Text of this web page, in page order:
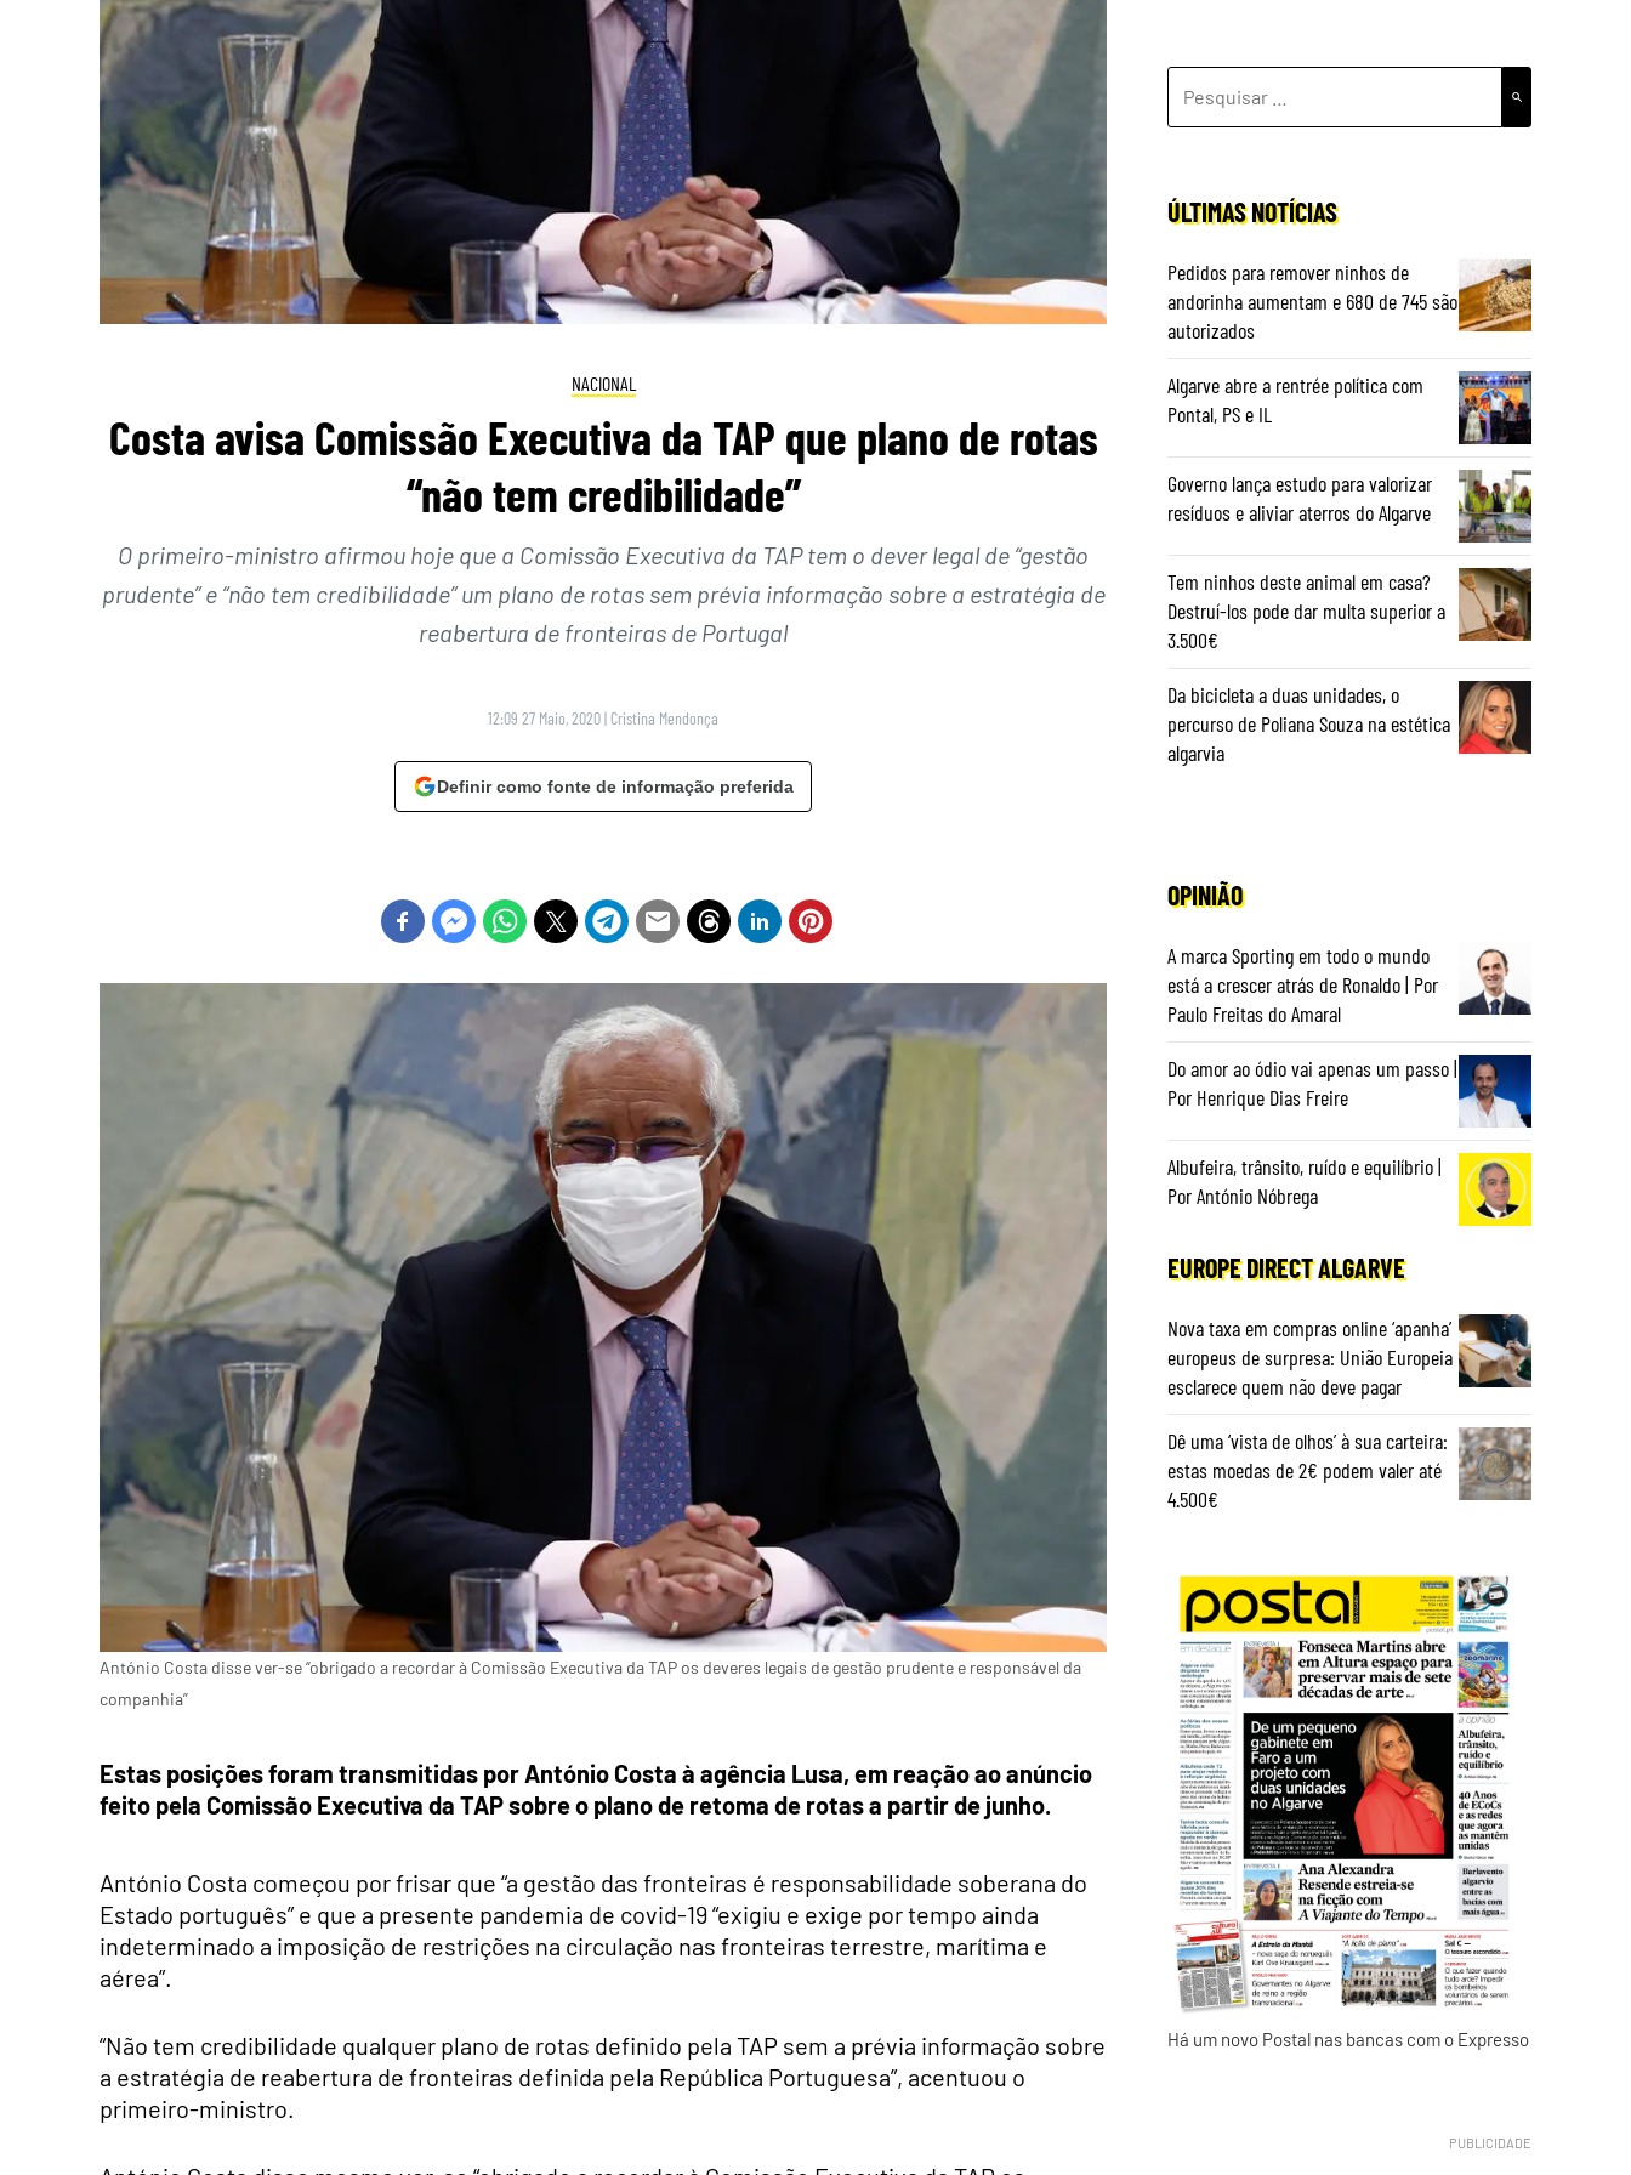
NACIONAL
Costa avisa Comissão Executiva da TAP que plano de rotas
“não tem credibilidade”
O primeiro-ministro afirmou hoje que a Comissão Executiva da TAP tem o dever legal de “gestão
prudente” e “não tem credibilidade” um plano de rotas sem prévia informação sobre a estratégia de
reabertura de fronteiras de Portugal
12:09 27 Maio, 2020| Cristina Mendonça
Definir como fonte de informação preferida
António Costa disse ver-se “obrigado a recordar à Comissão Executiva da TAP os deveres legais de gestão prudente e responsável da
companhia”
Estas posições foram transmitidas por António Costa à agência Lusa, em reação ao anúncio
feito pela Comissão Executiva da TAP sobre o plano de retoma de rotas a partir de junho.
António Costa começou por frisar que “a gestão das fronteiras é responsabilidade soberana do
Estado português” e que a presente pandemia de covid-19 “exigiu e exige por tempo ainda
indeterminado a imposição de restrições na circulação nas fronteiras terrestre, marítima e
aérea”.
“Não tem credibilidade qualquer plano de rotas definido pela TAP sem a prévia informação sobre
a estratégia de reabertura de fronteiras definida pela República Portuguesa”, acentuou o
primeiro-ministro.
POR:
ÚLTIMAS NOTÍCIAS
Pedidos para remover ninhos de
andorinha aumentam e 680 de 745 são
autorizados
Algarve abre a rentrée política com
Pontal, PS e IL
Governo lança estudo para valorizar
resíduos e aliviar aterros do Algarve
Tem ninhos deste animal em casa?
Destruí-los pode dar multa superior a
3.500€
Da bicicleta a duas unidades, o
percurso de Poliana Souza na estética
algarvia
OPINIÃO
A marca Sporting em todo o mundo
está a crescer atrás de Ronaldo | Por
Paulo Freitas do Amaral
Do amor ao ódio vai apenas um passo |
Por Henrique Dias Freire
Albufeira, trânsito, ruído e equilíbrio |
Por António Nóbrega
EUROPE DIRECT ALGARVE
Nova taxa em compras online ‘apanha’
europeus de surpresa: União Europeia
esclarece quem não deve pagar
Dê uma ‘vista de olhos’ à sua carteira:
estas moedas de 2€ podem valer até
4.500€
Há um novo Postal nas bancas com o Expresso